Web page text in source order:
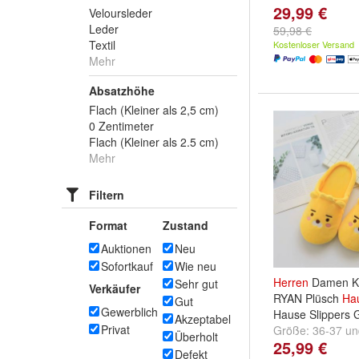
Veloursleder
Leder
Textil
Mehr
Absatzhöhe
Flach (Kleiner als 2,5 cm)
0 Zentimeter
Flach (Kleiner als 2.5 cm)
Mehr
Filtern
Format
Auktionen
Sofortkauf
Verkäufer
Gewerblich
Privat
Zustand
Neu
Wie neu
Sehr gut
Gut
Akzeptabel
Überholt
Defekt
29,99 €
59,98 €
Kostenloser Versand
Herren Damen
RYAN Plüsch
Hause Slippers
Größe: 36-37
25,99 €